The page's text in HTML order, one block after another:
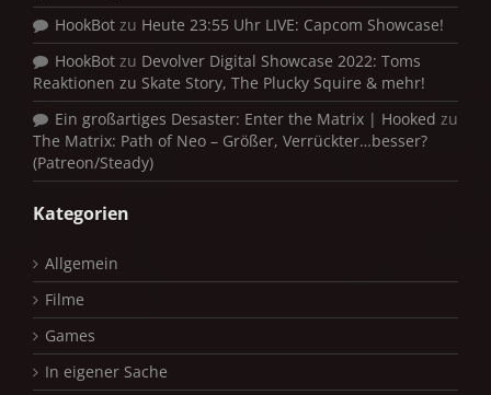
HookBot zu Heute 23:55 Uhr LIVE: Capcom Showcase!
HookBot zu Devolver Digital Showcase 2022: Toms
Reaktionen zu Skate Story, The Plucky Squire & mehr!
Ein großartiges Desaster: Enter the Matrix | Hooked zu
The Matrix: Path of Neo – Größer, Verrückter…besser?
(Patreon/Steady)
Kategorien
Allgemein
Filme
Games
In eigener Sache